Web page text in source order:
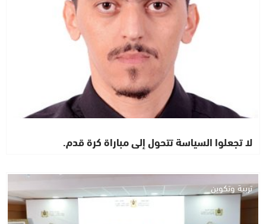
لا تجعلوا السياسة تتحول إلى مباراة كرة قدم.
تربية وتكوين